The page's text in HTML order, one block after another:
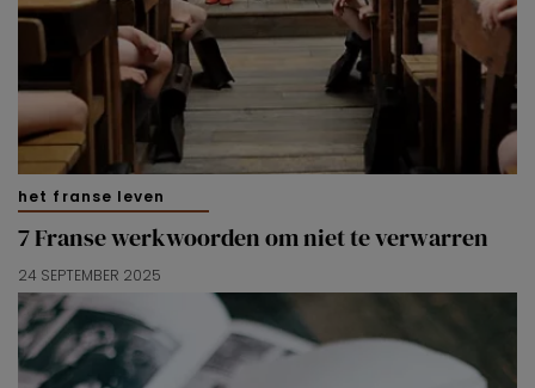
het franse leven
7 Franse werkwoorden om niet te verwarren
24 SEPTEMBER 2025